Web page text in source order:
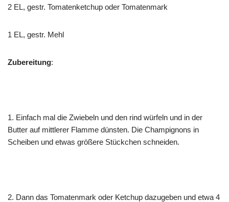
2 EL, gestr. Tomatenketchup oder Tomatenmark
1 EL, gestr. Mehl
Zubereitung:
1. Einfach mal die Zwiebeln und den rind würfeln und in der
Butter auf mittlerer Flamme dünsten. Die Champignons in
Scheiben und etwas größere Stückchen schneiden.
2. Dann das Tomatenmark oder Ketchup dazugeben und etwa 4